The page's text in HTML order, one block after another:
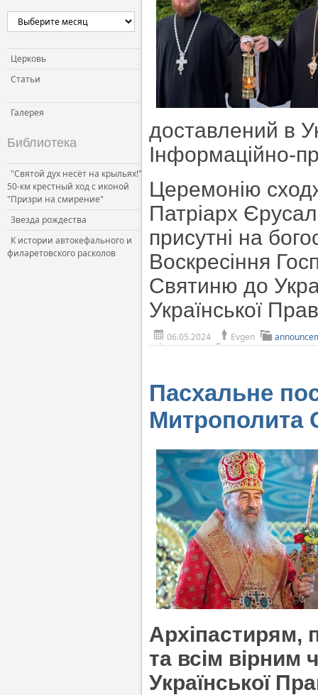
Церковь и власть
Церковь и общество
Церковь и СМИ
Церковь
Статьи
Галерея
Библиотека
"Святой дух несёт на крыльях!"
50-км крестный ход с иконой
"Призри на смирение"
Звезда рождества
К истории автокефального и
филаретовского расколов
доставлений в
Інформаційно-
Церемонію
Патріарх
присутні на
Воскресіння
Святиню до
Української
06.05.2024 Evgen
Пасхальне
Митрополита
Архіпастирям,
та всім вірним
Української